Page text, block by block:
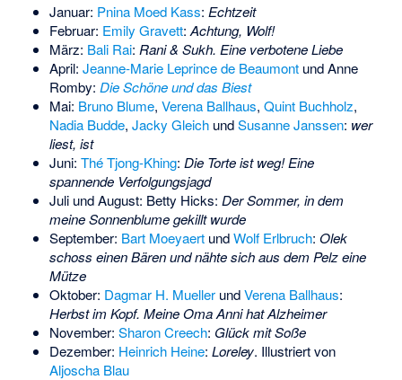
Januar: Pnina Moed Kass: Echtzeit
Februar: Emily Gravett: Achtung, Wolf!
März: Bali Rai: Rani & Sukh. Eine verbotene Liebe
April: Jeanne-Marie Leprince de BeaumontundAnne
Romby: Die Schöne und das Biest
Mai: Bruno Blume, Verena Ballhaus, Quint Buchholz,
Nadia Budde, Jacky GleichundSusanne Janssen: wer
liest, ist
Juni: Thé Tjong-Khing: Die Torte ist weg! Eine
spannende Verfolgungsjagd
Juli und August: Betty Hicks: Der Sommer, in dem
meine Sonnenblume gekillt wurde
September: Bart MoeyaertundWolf Erlbruch: Olek
schoss einen Bären und nähte sich aus dem Pelz eine
Mütze
Oktober: Dagmar H. MuellerundVerena Ballhaus:
Herbst im Kopf. Meine Oma Anni hat Alzheimer
November: Sharon Creech: Glück mit Soße
Dezember: Heinrich Heine: Loreley. Illustriert von
Aljoscha Blau